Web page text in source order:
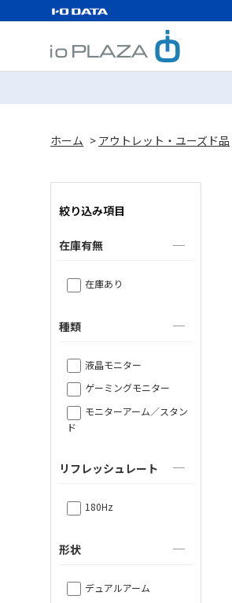
ホーム > アウトレット・ユーズド品
絞り込み項目
在庫有無
在庫あり
種類
液晶モニター
ゲーミングモニター
モニターアーム／スタン
ド
リフレッシュレート
180Hz
形状
デュアルアーム